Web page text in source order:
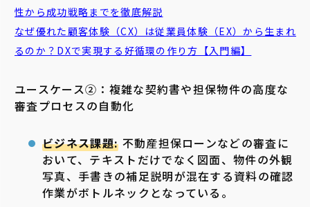
性から成功戦略までを徹底解説
なぜ優れた顧客体験（CX）は従業員体験（EX）から生まれ
るのか？DXで実現する好循環の作り方【入門編】
ユースケース②：複雑な契約書や担保物件の高度な
審査プロセスの自動化
ビジネス課題: 不動産担保ローンなどの審査に
おいて、テキストだけでなく図面、物件の外観
写真、手書きの補足説明が混在する資料の確認
作業がボトルネックとなっている。